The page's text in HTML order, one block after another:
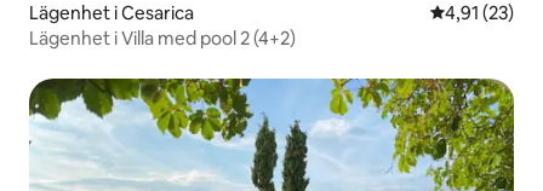
Lägenhet i Cesarica 4,91 av 5 i
4,91 (23)
Lägenhet i Villa med pool 2 (4+2)